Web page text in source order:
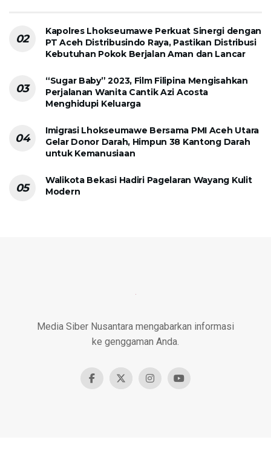
Kapolres Lhokseumawe Perkuat Sinergi dengan
PT Aceh Distribusindo Raya, Pastikan Distribusi
Kebutuhan Pokok Berjalan Aman dan Lancar
“Sugar Baby” 2023, Film Filipina Mengisahkan
Perjalanan Wanita Cantik Azi Acosta
Menghidupi Keluarga
Imigrasi Lhokseumawe Bersama PMI Aceh Utara
Gelar Donor Darah, Himpun 38 Kantong Darah
untuk Kemanusiaan
Walikota Bekasi Hadiri Pagelaran Wayang Kulit
Modern
Media Siber Nusantara mengabarkan informasi
ke genggaman Anda.